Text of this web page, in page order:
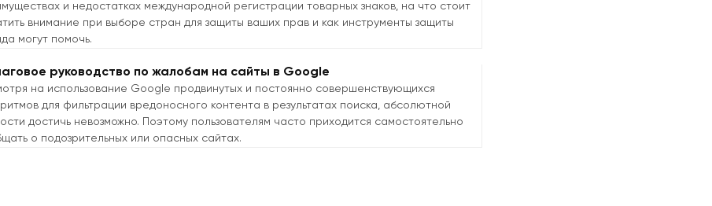
и недостатках международной регистрации товарных знаков, на что стоит
внимание при выборе стран для защиты ваших прав и как инструменты защиты
могут помочь.
руководство по жалобам на сайты в Google
на использование Google продвинутых и постоянно совершенствующихся
для фильтрации вредоносного контента в результатах поиска, абсолютной
достичь невозможно. Поэтому пользователям часто приходится самостоятельно
о подозрительных или опасных сайтах.